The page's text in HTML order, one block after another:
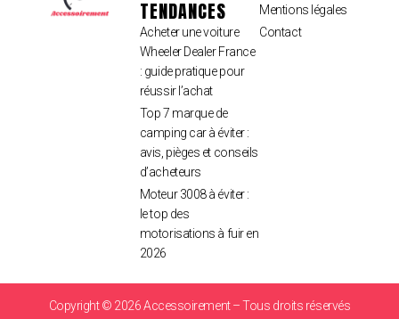
TENDANCES
Acheter une voiture
Wheeler Dealer France
: guide pratique pour
réussir l’achat
Top 7 marque de
camping car à éviter :
avis, pièges et conseils
d’acheteurs
Moteur 3008 à éviter :
le top des
motorisations à fuir en
2026
Mentions légales
Contact
Copyright © 2026 Accessoirement – Tous droits réservés